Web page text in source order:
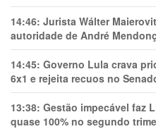
14:46: Jurista Wálter
autoridade de André
14:45: Governo Lula crava
6x1 e rejeita recuos no
13:38: Gestão impecável faz
quase 100% no segundo